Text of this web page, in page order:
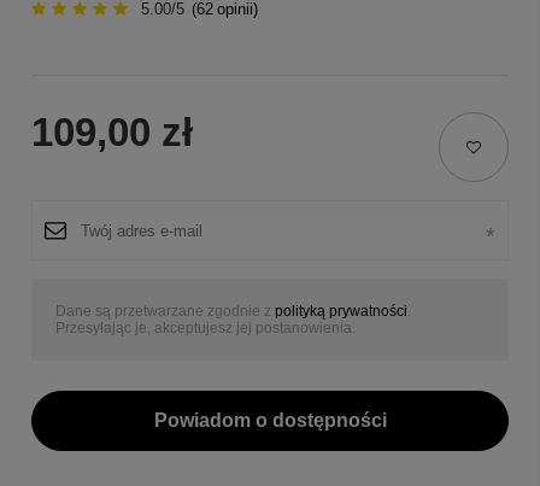
5.00/5 (62 opinii)
109,00 zł
Dane są przetwarzane zgodnie z polityką prywatności
Przesyłając je, akceptujesz jej postanowienia.
Powiadom o dostępności